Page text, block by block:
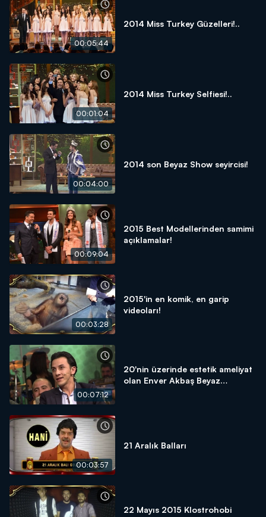
00:05:44
2014 Miss Turkey Güzelleri!..
00:01:04
2014 Miss Turkey Selfiesi!..
00:04:00
2014 son Beyaz Show seyircisi!
00:09:04
2015 Best Modellerinden samimi
açıklamalar!
00:03:28
2015'in en komik, en garip
videoları!
00:07:12
20'nin üzerinde estetik ameliyat
olan Enver Akbaş Beyaz
00:03:57
21 Aralık Balları
22 Mayıs 2015 Klostrohobi